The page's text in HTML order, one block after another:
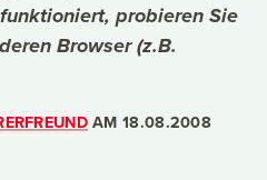
probieren Sie
Browser (z.B.
AM18.08.2008